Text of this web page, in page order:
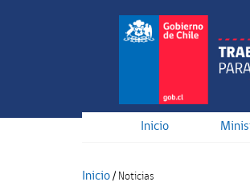
Inicio
Inicio/ Noticias